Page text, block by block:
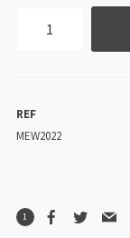
quantité
REF
MEW2022
1